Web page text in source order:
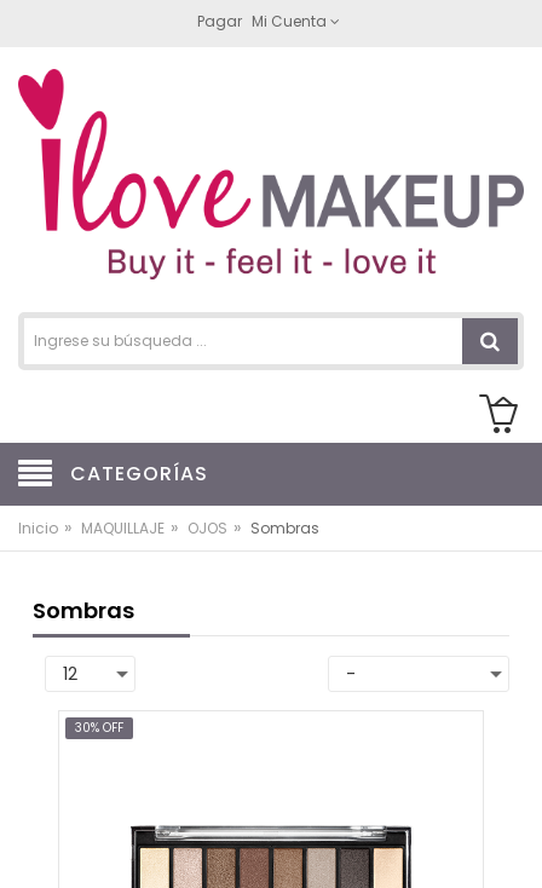
Pagar Mi Cuenta
CATEGORÍAS
Inicio » MAQUILLAJE » OJOS » Sombras
Sombras
30% OFF